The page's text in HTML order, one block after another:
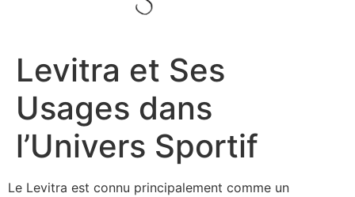
Levitra et Ses
Usages dans
l’Univers Sportif
Le Levitra est connu principalement comme un